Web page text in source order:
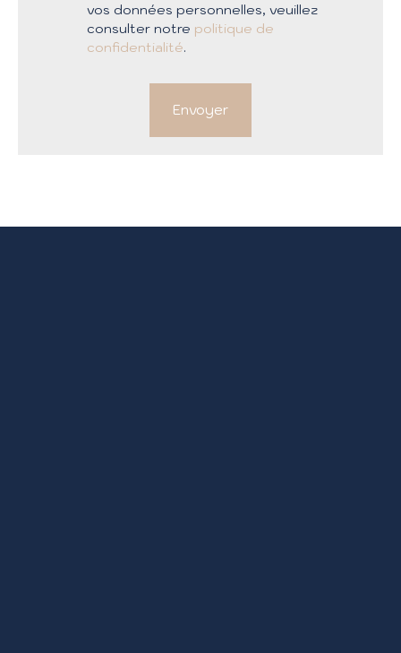
vos données personnelles, veuillez
consulter notre politique de
confidentialité.
Envoyer